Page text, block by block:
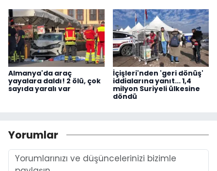
Almanya'da araç
yayalara daldı! 2 ölü, çok
sayıda yaralı var
İçişleri'nden 'geri dönüş'
iddialarına yanıt... 1,4
milyon Suriyeli ülkesine
döndü
Yorumlar